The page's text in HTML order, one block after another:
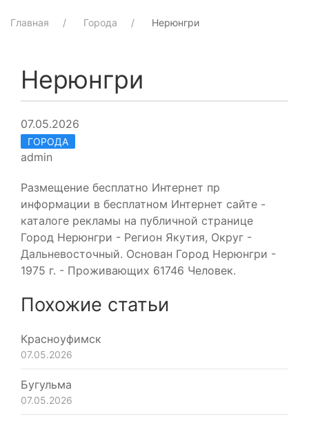
Главная Города Нерюнгри
Нерюнгри
07.05.2026
ГОРОДА
admin
Размещение бесплатно Интернет пр
информации в бесплатном Интернет сайте -
каталоге рекламы на публичной странице
Город Нерюнгри - Регион Якутия, Округ -
Дальневосточный. Основан Город Нерюнгри -
1975 г. - Проживающих 61746 Человек.
Похожие статьи
Красноуфимск
07.05.2026
Бугульма
07.05.2026